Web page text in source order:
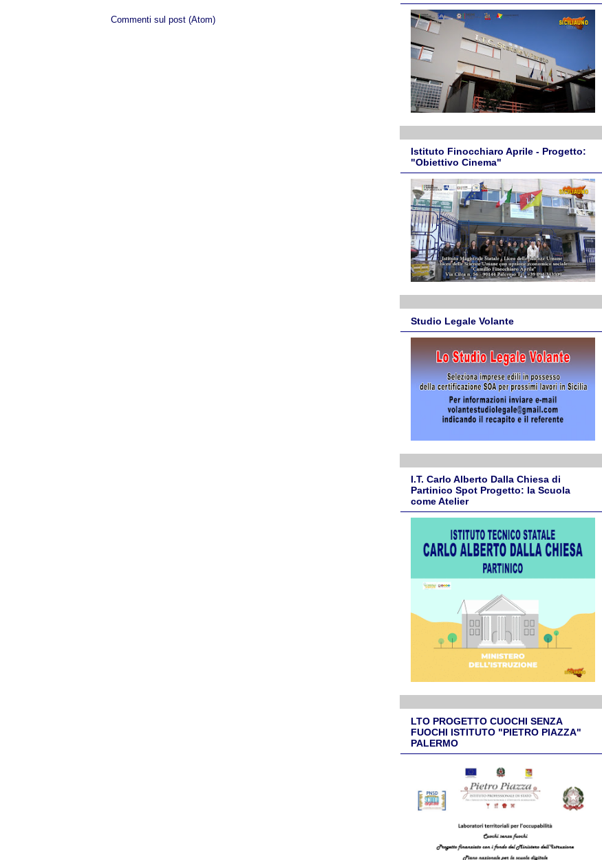
Commenti sul post (Atom)
Istituto Finocchiaro Aprile - Progetto:
"Obiettivo Cinema"
Studio Legale Volante
I.T. Carlo Alberto Dalla Chiesa di
Partinico Spot Progetto: la Scuola
come Atelier
LTO PROGETTO CUOCHI SENZA
FUOCHI ISTITUTO "PIETRO PIAZZA"
PALERMO